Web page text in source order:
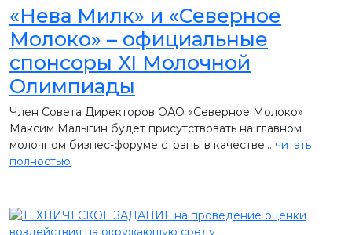
«Нева Милк» и «Северное
Молоко» – официальные
спонсоры XI Молочной
Олимпиады
Член Совета Директоров ОАО «Северное Молоко»
Максим Малыгин будет присутствовать на главном
молочном бизнес-форуме страны в качестве... читать
полностью